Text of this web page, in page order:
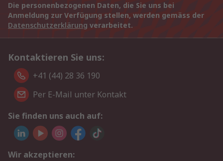
Die personenbezogenen Daten, die Sie uns bei
Anmeldung zur Verfügung stellen, werden gemäss der
Datenschutzerklärung verarbeitet.
Kontaktieren Sie uns:
+41 (44) 28 36 190
Per E-Mail unter Kontakt
Sie finden uns auch auf:
Wir akzeptieren: